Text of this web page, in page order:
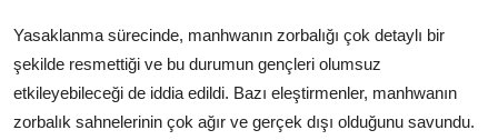
Yasaklanma sürecinde, manhwanın zorbalığı çok detaylı bir
şekilde resmettiği ve bu durumun gençleri olumsuz
etkileyebileceği de iddia edildi. Bazı eleştirmenler, manhwanın
zorbalık sahnelerinin çok ağır ve gerçek dışı olduğunu savundu.